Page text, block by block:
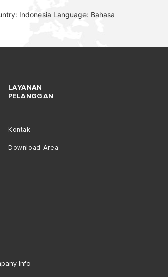
Indonesia Language: Bahasa
LAYANAN
PELANGGAN
Kontak
Download Area
Info